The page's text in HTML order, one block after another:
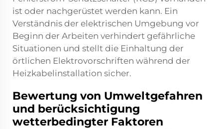
ist oder nachgerüstet werden kann. Ein
Verständnis der elektrischen Umgebung vor
Beginn der Arbeiten verhindert gefährliche
Situationen und stellt die Einhaltung der
örtlichen Elektrovorschriften während der
Heizkabelinstallation sicher.
Bewertung von Umweltgefahren
und berücksichtigung
wetterbedingter Faktoren